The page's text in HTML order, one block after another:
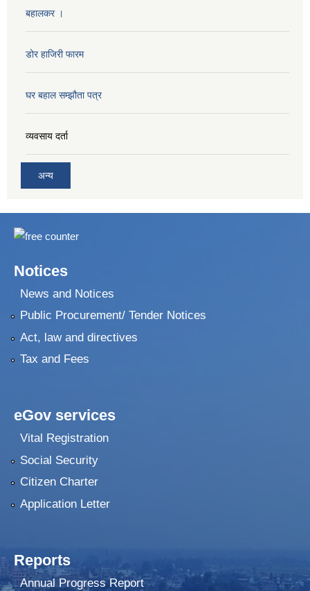
बहालकर ।
डोर हाजिरी फारम
घर बहाल सम्झौता पत्र
व्यवसाय दर्ता
अन्य
Notices
News and Notices
Public Procurement/ Tender Notices
Act, law and directives
Tax and Fees
eGov services
Vital Registration
Social Security
Citizen Charter
Application Letter
Reports
Annual Progress Report